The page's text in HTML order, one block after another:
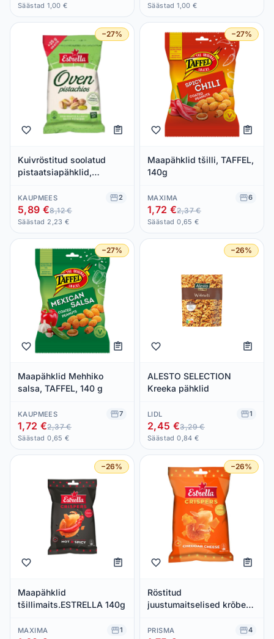
Säästad 1,00 € Säästad 1,00 €
−27%
Kuivröstitud soolatud
pistaatsiapähklid,
KAUPMEES 2
5,89 €8,12 €
Säästad 2,23 €
−27%
Maapähklid tšilli, TAFFEL,
140g
MAXIMA 6
1,72 €2,37 €
Säästad 0,65 €
−27%
Maapähklid Mehhiko
salsa, TAFFEL, 140 g
KAUPMEES 7
1,72 €2,37 €
Säästad 0,65 €
−26%
ALESTO SELECTION
Kreeka pähklid
LIDL 1
2,45 €3,29 €
Säästad 0,84 €
−26%
Maapähklid
tšillimaits.ESTRELLA 140g
MAXIMA 1
−26%
Röstitud
juustumaitselised krõbeda
ESTRELLA, 140g
PRISMA 4